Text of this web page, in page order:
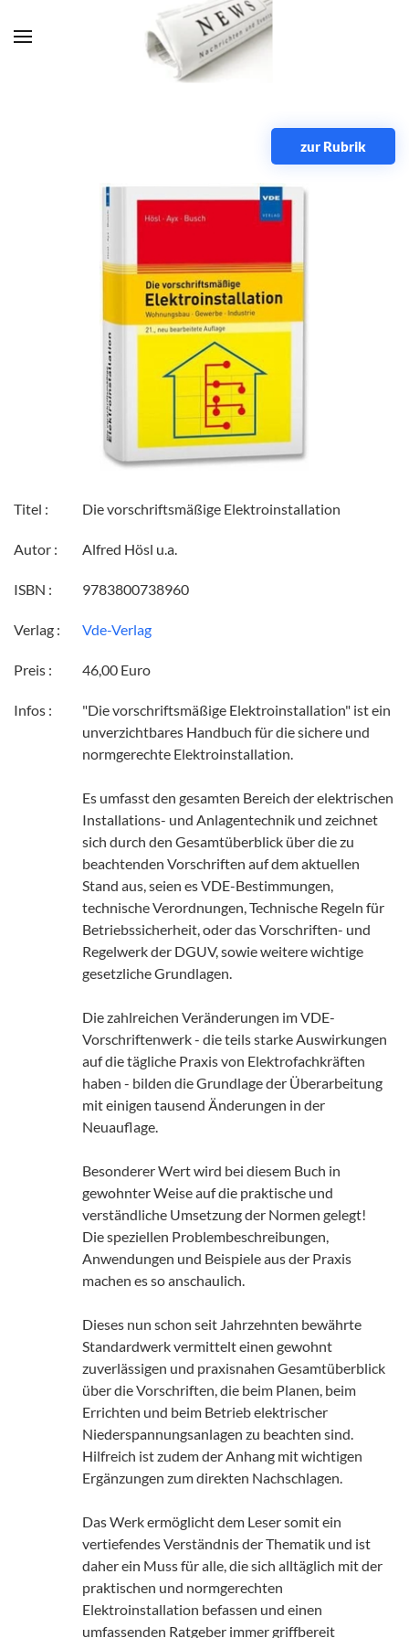
Zum Hauptinhalt springen
zur Rubrik
Titel : Die vorschriftsmäßige Elektroinstallation
Autor : Alfred Hösl u.a.
ISBN : 9783800738960
Verlag : Vde-Verlag
Preis : 46,00 Euro
Infos :
"Die vorschriftsmäßige Elektroinstallation" ist ein
unverzichtbares Handbuch für die sichere und
normgerechte Elektroinstallation.
Es umfasst den gesamten Bereich der elektrischen
Installations- und Anlagentechnik und zeichnet
sich durch den Gesamtüberblick über die zu
beachtenden Vorschriften auf dem aktuellen
Stand aus, seien es VDE-Bestimmungen,
technische Verordnungen, Technische Regeln für
Betriebssicherheit, oder das Vorschriften- und
Regelwerk der DGUV, sowie weitere wichtige
gesetzliche Grundlagen.
Die zahlreichen Veränderungen im VDE-
Vorschriftenwerk - die teils starke Auswirkungen
auf die tägliche Praxis von Elektrofachkräften
haben - bilden die Grundlage der Überarbeitung
mit einigen tausend Änderungen in der
Neuauflage.
Besonderer Wert wird bei diesem Buch in
gewohnter Weise auf die praktische und
verständliche Umsetzung der Normen gelegt!
Die speziellen Problembeschreibungen,
Anwendungen und Beispiele aus der Praxis
machen es so anschaulich.
Dieses nun schon seit Jahrzehnten bewährte
Standardwerk vermittelt einen gewohnt
zuverlässigen und praxisnahen Gesamtüberblick
über die Vorschriften, die beim Planen, beim
Errichten und beim Betrieb elektrischer
Niederspannungsanlagen zu beachten sind.
Hilfreich ist zudem der Anhang mit wichtigen
Ergänzungen zum direkten Nachschlagen.
Das Werk ermöglicht dem Leser somit ein
vertiefendes Verständnis der Thematik und ist
daher ein Muss für alle, die sich alltäglich mit der
praktischen und normgerechten
Elektroinstallation befassen und einen
umfassenden Ratgeber immer griffbereit